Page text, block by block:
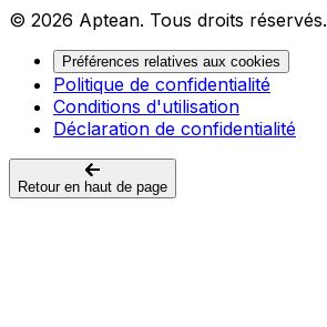
© 2026 Aptean. Tous droits réservés.
Préférences relatives aux cookies
Politique de confidentialité
Conditions d'utilisation
Déclaration de confidentialité
Retour en haut de page